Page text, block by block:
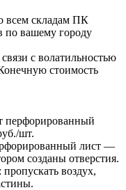
всем складам ПК
по вашему городу
с волатильностью
стоимость
перфорированный
шт.
лист —
созданы отверстия.
воздух,